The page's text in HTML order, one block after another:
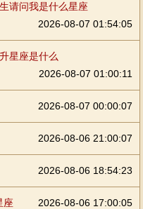
请问我是什么星座
2026-08-07 01:54:05
星座是什么
2026-08-07 01:00:11
2026-08-07 00:00:07
2026-08-06 21:00:07
2026-08-06 18:54:23
座 2026-08-06 17:00:05